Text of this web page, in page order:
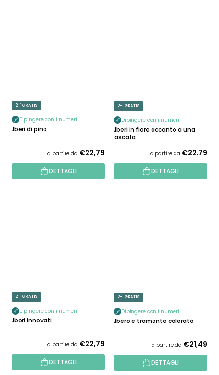
2+1 GRATIS
Dipingere con i numeri
Alberi di pino
a partire da €22,79
DETTAGLI
2+1 GRATIS
Dipingere con i numeri
Alberi in fiore accanto a una
cascata
a partire da €22,79
DETTAGLI
2+1 GRATIS
Dipingere con i numeri
Alberi innevati
a partire da €22,79
DETTAGLI
2+1 GRATIS
Dipingere con i numeri
Albero e tramonto colorato
a partire da €21,49
DETTAGLI